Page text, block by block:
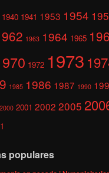
1940 1941 1953 1954
1963 1964 1965
1972 1973
1985 1986 1987 1990
2000 2001 2002 2005
populares